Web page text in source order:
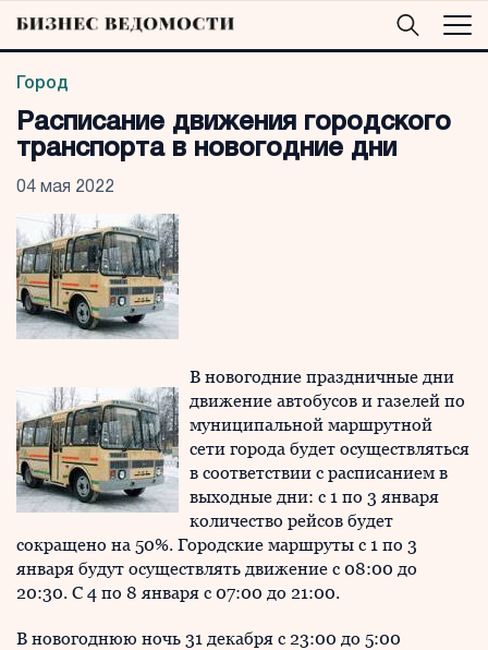
Город
Расписание движения городского
транспорта в новогодние дни
04 мая 2022
В новогодние праздничные дни
движение автобусов и газелей по
муниципальной маршрутной
сети города будет осуществляться
в соответствии с расписанием в
выходные дни: с 1 по 3 января
количество рейсов будет
сокращено на 50%. Городские маршруты с 1 по 3
января будут осуществлять движение с 08:00 до
20:30. С 4 по 8 января с 07:00 до 21:00.
В новогоднюю ночь 31 декабря с 23:00 до 5:00